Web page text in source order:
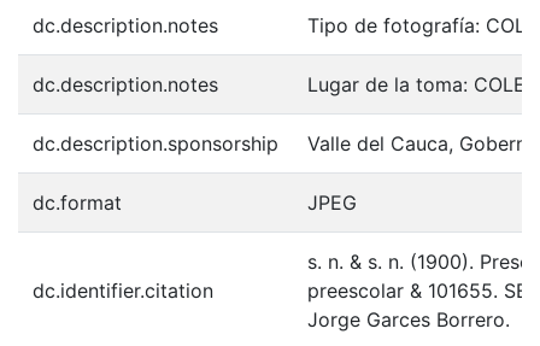
dc.description.notes Tipo de fotografía:
dc.description.notes Lugar de la toma:
dc.description.sponsorship Valle del Cauca,
dc.format JPEG
dc.identifier.citation
s. n. & s. n. (1900).
preescolar & 101655.
Jorge Garces Borrero.